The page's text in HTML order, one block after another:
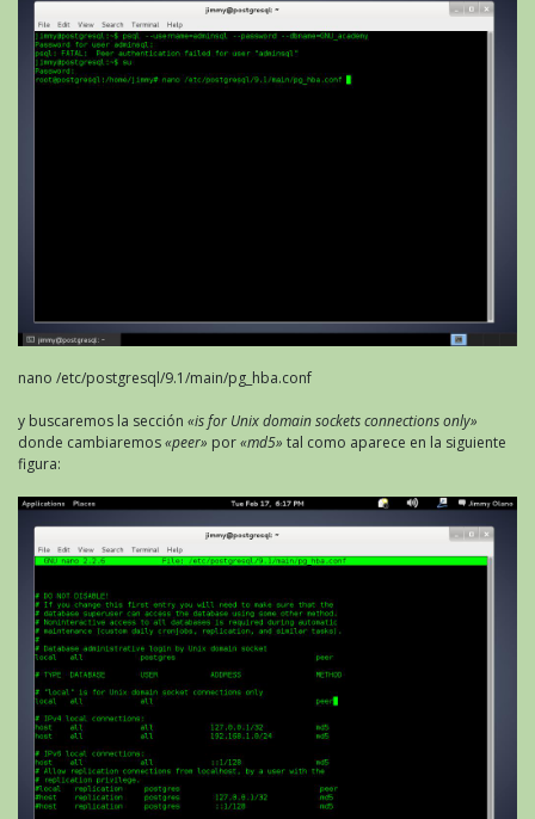
nano /etc/postgresql/9.1/main/pg_hba.conf
y buscaremos la sección «is for Unix domain sockets connections only»
donde cambiaremos«peer» por«md5» tal como aparece en la siguiente
figura: